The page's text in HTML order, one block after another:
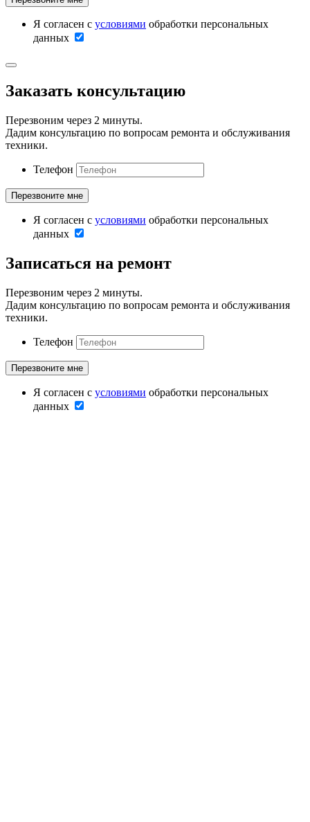
Я согласен с условиями обработки персональных
данных
Заказать консультацию
Перезвоним через 2 минуты.
Дадим консультацию по вопросам ремонта и обслуживания
техники.
Телефон
Я согласен с условиями обработки персональных
данных
Записаться на ремонт
Перезвоним через 2 минуты.
Дадим консультацию по вопросам ремонта и обслуживания
техники.
Телефон
Я согласен с условиями обработки персональных
данных